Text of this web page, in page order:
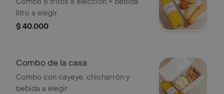
litro a elegir.
$ 40.000
Combo de la casa
Combo con cayeye, chicharrón y
bebida a elegir.